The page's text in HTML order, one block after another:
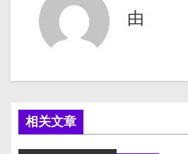
航
由
相关文章